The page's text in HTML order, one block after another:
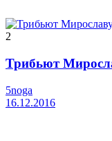
2
Трибьют
5noga
16.12.2016